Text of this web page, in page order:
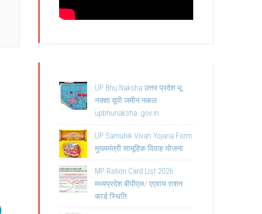
UP Bhu Naksha उत्तर प्रदेश भू
नक्शा यूपी जमीन नकल
upbhunaksha .gov.in
UP Samuhik Vivah Yojana Form
मुख्यमंत्री सामूहिक विवाह योजना
MP Ration Card List 2026
मध्यप्रदेश बीपीएल/ एएवाय राशन
कार्ड स्थिति